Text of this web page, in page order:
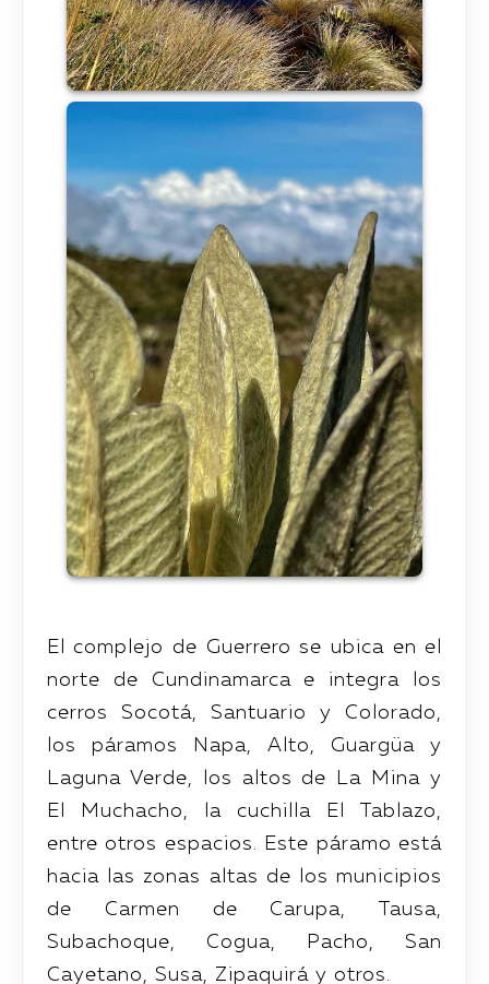
El complejo de Guerrero se ubica en el
norte de Cundinamarca e integra los
cerros Socotá, Santuario y Colorado,
los páramos Napa, Alto, Guargüa y
Laguna Verde, los altos de La Mina y
El Muchacho, la cuchilla El Tablazo,
entre otros espacios. Este páramo está
hacia las zonas altas de los municipios
de Carmen de Carupa, Tausa,
Subachoque, Cogua, Pacho, San
Cayetano, Susa, Zipaquirá y otros.